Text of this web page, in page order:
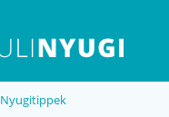
Nyugitippek